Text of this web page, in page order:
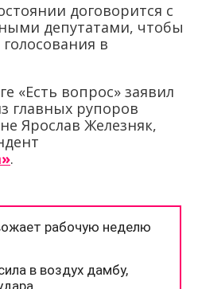
договорится с
депутатами, чтобы
в
«Есть вопрос» заявил
главных рупоров
Ярослав Железняк,
.